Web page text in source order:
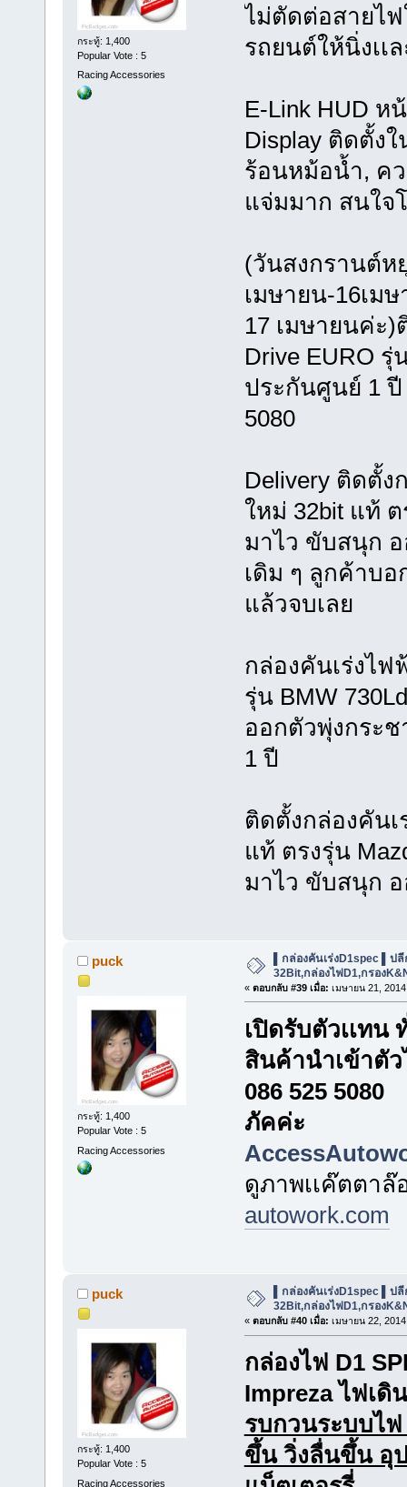
กระทู้: 1,400
Popular Vote : 5
Racing Accessories
ไม่ตัดต่อสายไฟ
รถยนต์ให้นิ่งเเ
E-Link HUD ห
Display ติดตั้ง
ร้อนหม้อน้ำ, คว
แจ่มมาก สนใจ
(วันสงกรานต์ห
เมษายน-16เม
17 เมษายนค่ะ)
Drive EURO
ประกันศูนย์ 1 ปี
5080
Delivery ติดตั้ง
ใหม่ 32bit แท้
มาไว ขับสนุก อ
เดิม ๆ ลูกค้าบ
แล้วจบเลย
กล่องคันเร่งไฟ
รุ่น BMW
ออกตัวพุ่งกระ
1 ปี
ติดตั้งกล่องคันเ
แท้ ตรงรุ่น
มาไว ขับสนุก อ
puck
กระทู้: 1,400
Popular Vote : 5
Racing Accessories
▌กล่องคันเร่งD1spec ▌ปลี
32Bit,กล่องไฟD1,กรอง
« ตอบกลับ #39 เมื่อ: เมษายน 21,
เปิดรับตัวเเทน
สินค้านำเข้าตั
086 525 5080
ภัคค่ะ
ดูภาพเเค๊ตตา
autowork.com
puck
กระทู้: 1,400
Popular Vote : 5
Racing Accessories
▌กล่องคันเร่งD1spec ▌ปลี
32Bit,กล่องไฟD1,กรอง
« ตอบกลับ #40 เมื่อ: เมษายน 22,
กล่องไฟ D1
Impreza ไฟเ
รบกวนระบบไ
ขึ้น วิ่งลื่นขึ้น อุ